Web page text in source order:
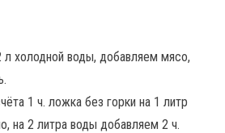
холодной воды, добавляем мясо,
1 ч. ложка без горки на 1 литр
на 2 литра воды добавляем 2 ч.